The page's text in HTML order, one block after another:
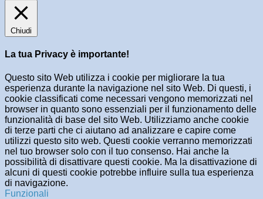
Chiudi
La tua Privacy è importante!
Questo sito Web utilizza i cookie per migliorare la tua
esperienza durante la navigazione nel sito Web. Di questi, i
cookie classificati come necessari vengono memorizzati nel
browser in quanto sono essenziali per il funzionamento delle
funzionalità di base del sito Web. Utilizziamo anche cookie
di terze parti che ci aiutano ad analizzare e capire come
utilizzi questo sito web. Questi cookie verranno memorizzati
nel tuo browser solo con il tuo consenso. Hai anche la
possibilità di disattivare questi cookie. Ma la disattivazione di
alcuni di questi cookie potrebbe influire sulla tua esperienza
di navigazione.
Funzionali